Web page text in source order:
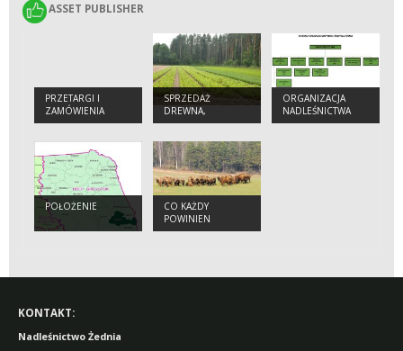
ASSET PUBLISHER
ASSET PUBLISHER
PRZETARGI I
ZAMÓWIENIA
SPRZEDAŻ
DREWNA,
CHOINEK I
ORGANIZACJA
NADLEŚNICTWA
POŁOŻENIE
CO KAŻDY
POWINIEN
WIEDZIEĆ O
KONTAKT:
Nadleśnictwo Żednia